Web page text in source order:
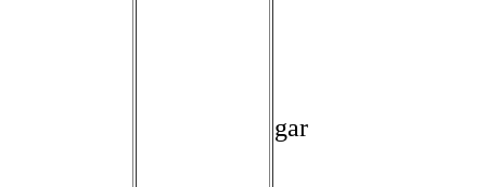
gar